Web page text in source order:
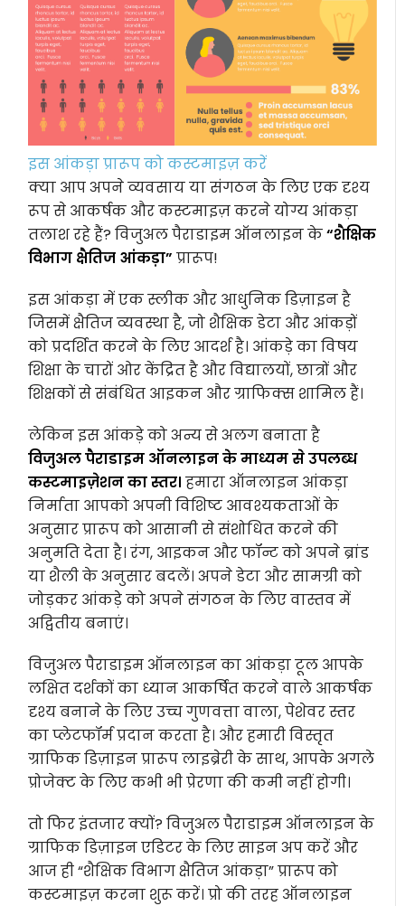
इस आंकड़ा प्रारूप को कस्टमाइज़ करें
क्या आप अपने व्यवसाय या संगठन के लिए एक दृश्य
रूप से आकर्षक और कस्टमाइज़ करने योग्य आंकड़ा
तलाश रहे हैं? विजुअल पैराडाइम ऑनलाइन के“शैक्षिक
विभाग क्षैतिज आंकड़ा” प्रारूप!
इस आंकड़ा में एक स्लीक और आधुनिक डिज़ाइन है
जिसमें क्षैतिज व्यवस्था है, जो शैक्षिक डेटा और आंकड़ों
को प्रदर्शित करने के लिए आदर्श है। आंकड़े का विषय
शिक्षा के चारों ओर केंद्रित है और विद्यालयों, छात्रों और
शिक्षकों से संबंधित आइकन और ग्राफिक्स शामिल हैं।
लेकिन इस आंकड़े को अन्य से अलग बनाता है
विजुअल पैराडाइम ऑनलाइन के माध्यम से उपलब्ध
कस्टमाइज़ेशन का स्तर। हमारा ऑनलाइन आंकड़ा
निर्माता आपको अपनी विशिष्ट आवश्यकताओं के
अनुसार प्रारूप को आसानी से संशोधित करने की
अनुमति देता है। रंग, आइकन और फॉन्ट को अपने ब्रांड
या शैली के अनुसार बदलें। अपने डेटा और सामग्री को
जोड़कर आंकड़े को अपने संगठन के लिए वास्तव में
अद्वितीय बनाएं।
विजुअल पैराडाइम ऑनलाइन का आंकड़ा टूल आपके
लक्षित दर्शकों का ध्यान आकर्षित करने वाले आकर्षक
दृश्य बनाने के लिए उच्च गुणवत्ता वाला, पेशेवर स्तर
का प्लेटफॉर्म प्रदान करता है। और हमारी विस्तृत
ग्राफिक डिज़ाइन प्रारूप लाइब्रेरी के साथ, आपके अगले
प्रोजेक्ट के लिए कभी भी प्रेरणा की कमी नहीं होगी।
तो फिर इंतजार क्यों? विजुअल पैराडाइम ऑनलाइन के
ग्राफिक डिज़ाइन एडिटर के लिए साइन अप करें और
आज ही “शैक्षिक विभाग क्षैतिज आंकड़ा” प्रारूप को
कस्टमाइज़ करना शुरू करें। प्रो की तरह ऑनलाइन